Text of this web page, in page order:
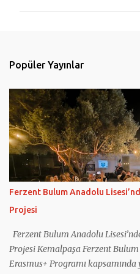
r
Popüler Yayınlar
Ferzent Bulum Anadolu
Projesi
Ferzent Bulum Anadolu
Projesi Kemalpaşa Ferzent
Erasmus+ Programı